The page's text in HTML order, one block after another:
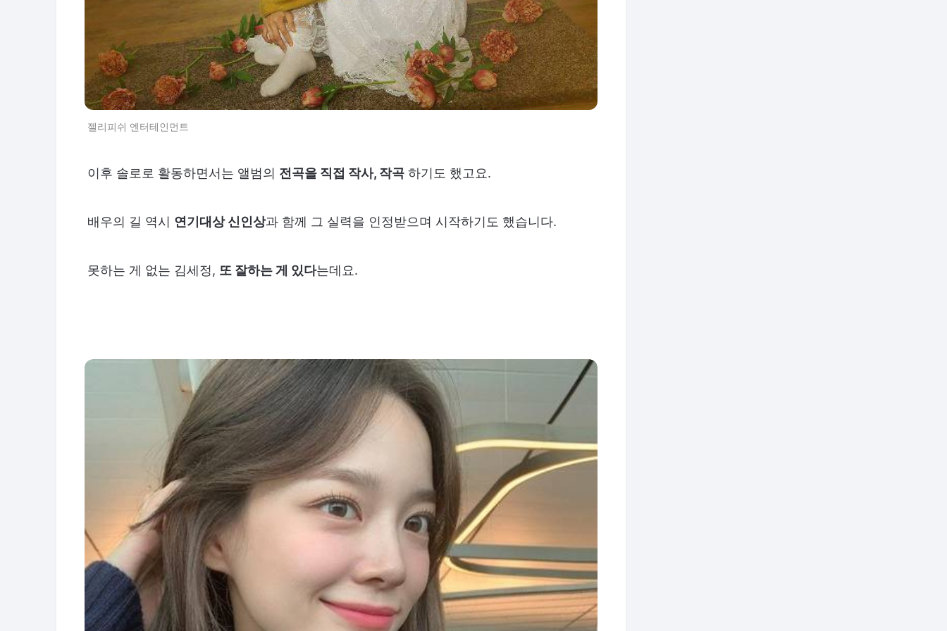
젤리피쉬 엔터테인먼트
이후 솔로로 활동하면서는 앨범의 전곡을 직접 작사, 작곡 하기도 했고요.
배우의 길 역시 연기대상 신인상과 함께 그 실력을 인정받으며 시작하기도 했습니다.
못하는 게 없는 김세정, 또 잘하는 게 있다는데요.